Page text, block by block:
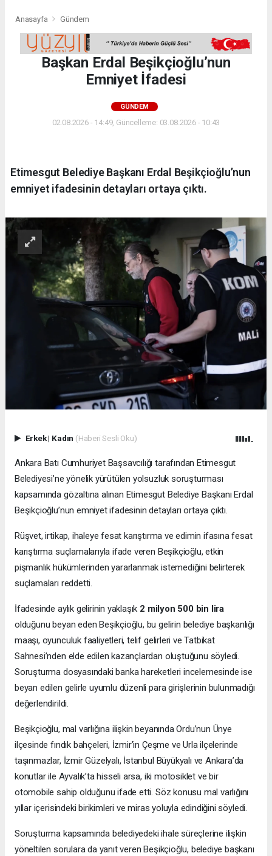
Anasayfa Gündem
Başkan Erdal Beşikçioğlu’nun
Emniyet İfadesi
GÜNDEM
02.08.2026 - 14:49, Güncelleme: 03.08.2026 - 10:43
Etimesgut Belediye Başkanı Erdal Beşikçioğlu’nun
emniyet ifadesinin detayları ortaya çıktı.
Erkek| Kadın (Haberi Sesli Oku)
Ankara Batı Cumhuriyet Başsavcılığı tarafından Etimesgut
Belediyesi’ne yönelik yürütülen yolsuzluk soruşturması
kapsamında gözaltına alınan Etimesgut Belediye Başkanı Erdal
Beşikçioğlu’nun emniyet ifadesinin detayları ortaya çıktı.
Rüşvet, irtikap, ihaleye fesat karıştırma ve edimin ifasına fesat
karıştırma suçlamalarıyla ifade veren Beşikçioğlu, etkin
pişmanlık hükümlerinden yararlanmak istemediğini belirterek
suçlamaları reddetti.
İfadesinde aylık gelirinin yaklaşık 2 milyon 500 bin lira
olduğunu beyan eden Beşikçioğlu, bu gelirin belediye başkanlığı
maaşı, oyunculuk faaliyetleri, telif gelirleri ve Tatbikat
Sahnesi’nden elde edilen kazançlardan oluştuğunu söyledi.
Soruşturma dosyasındaki banka hareketleri incelemesinde ise
beyan edilen gelirle uyumlu düzenli para girişlerinin bulunmadığı
değerlendirildi.
Beşikçioğlu, mal varlığına ilişkin beyanında Ordu’nun Ünye
ilçesinde fındık bahçeleri, İzmir’in Çeşme ve Urla ilçelerinde
taşınmazlar, İzmir Güzelyalı, İstanbul Büyükyalı ve Ankara’da
konutlar ile Ayvalık’ta hisseli arsa, iki motosiklet ve bir
otomobile sahip olduğunu ifade etti. Söz konusu mal varlığını
yıllar içerisindeki birikimleri ve miras yoluyla edindiğini söyledi.
Soruşturma kapsamında belediyedeki ihale süreçlerine ilişkin
yöneltilen sorulara da yanıt veren Beşikçioğlu, belediye başkanı